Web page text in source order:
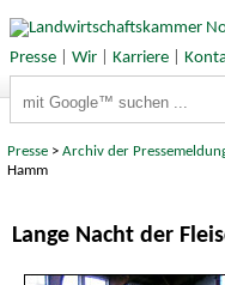
Presse| Wir| Karriere|
Presse >Archiv der
Hamm
Lange Nacht der